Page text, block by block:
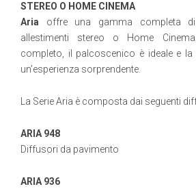
STEREO O HOME CINEMA
Aria offre una gamma completa
allestimenti stereo o Home
completo, il palcoscenico è ideale e
un’esperienza sorprendente.
La Serie Aria è composta dai seguenti
ARIA 948
Diffusori da pavimento
ARIA 936